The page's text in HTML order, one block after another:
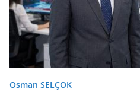
Osman SELÇOK